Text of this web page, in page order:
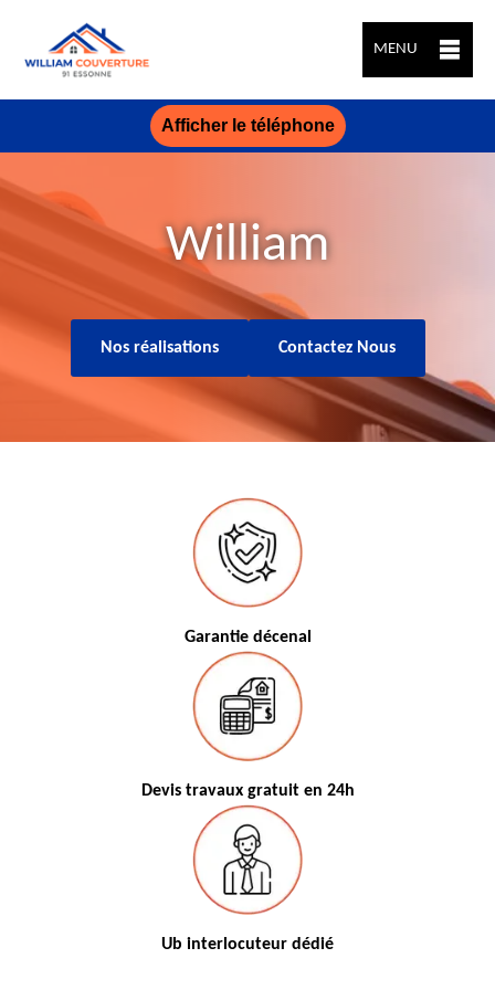
MENU
Afficher le téléphone
William
Nos réalisations Contactez Nous
Garantie décenal
Devis travaux gratuit en 24h
Ub interlocuteur dédié